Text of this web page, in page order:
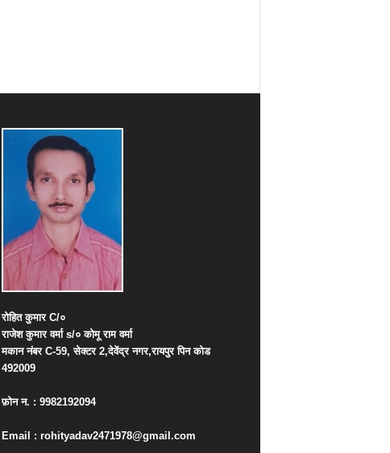
रोहित कुमारC/०
राजेश कुमार वर्माs/० कोमू राम वर्मा
मकान नंबरC-59,सेक्टर2,देवेंद्र नगर,रायपुर पिन कोड
492009
फ़ोन न. : 9982192094
Email : rohityadav2471978@gmail.com